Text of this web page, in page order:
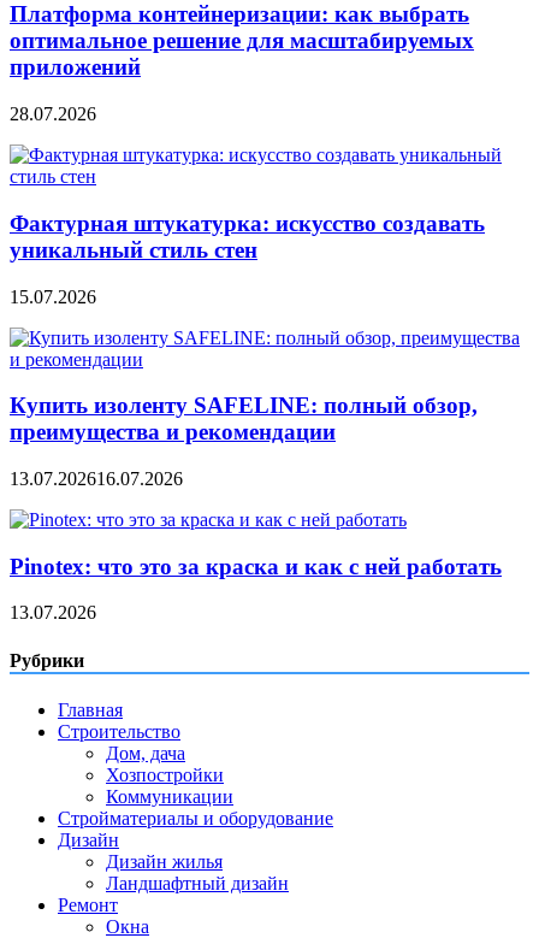
Платформа контейнеризации: как выбрать
оптимальное решение для масштабируемых
приложений
28.07.2026
Фактурная штукатурка: искусство создавать
уникальный стиль стен
15.07.2026
Купить изоленту SAFELINE: полный обзор,
преимущества и рекомендации
13.07.202616.07.2026
Pinotex: что это за краска и как с ней работать
13.07.2026
Рубрики
Главная
Строительство
Дом, дача
Хозпостройки
Коммуникации
Стройматериалы и оборудование
Дизайн
Дизайн жилья
Ландшафтный дизайн
Ремонт
Окна